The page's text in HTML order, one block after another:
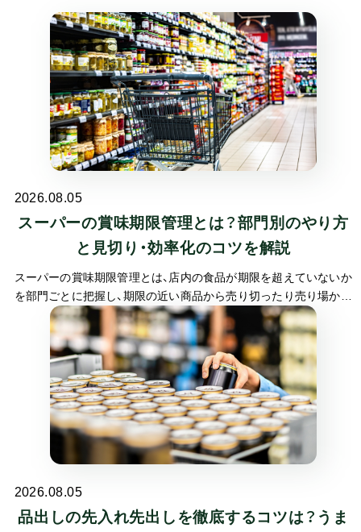
2026.08.05
スーパーの賞味期限管理とは？部門別のやり方
と見切り・効率化のコツを解説
スーパーの賞味期限管理とは、店内の食品が期限を超えていないか
を部門ごとに把握し、期限の近い商品から売り切ったり売り場から
外したりする一連の業務です。スーパーは、消費期限の短い生鮮や
日配から、賞味期限の長い加工食品まで幅広くあつかうため、部門
ごとに管理の勘所が変わります。
2026.08.05
品出しの先入れ先出しを徹底するコツは？うま